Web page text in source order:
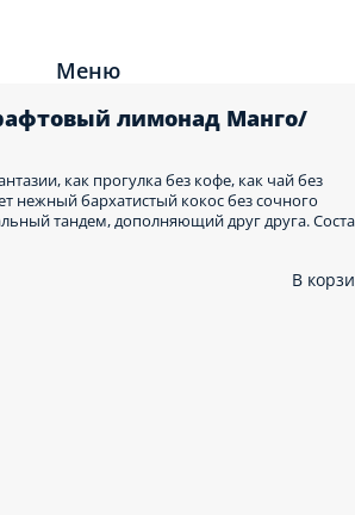
Меню
лимонад Манго/
как прогулка без кофе, как чай без
нежный бархатистый кокос без сочного
тандем, дополняющий друг друга.
В